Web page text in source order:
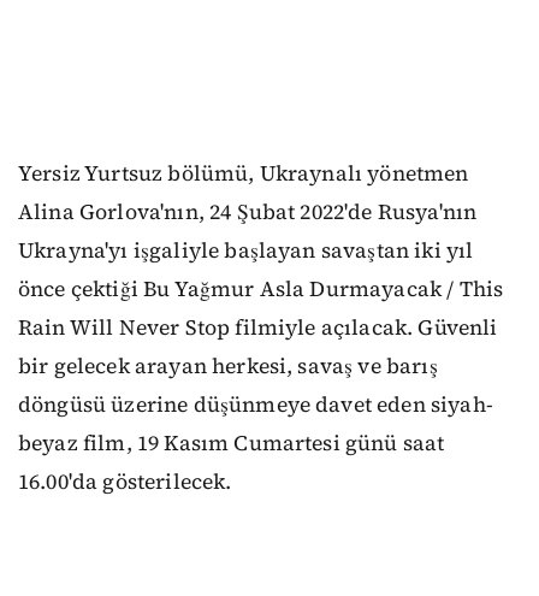
Yersiz Yurtsuz bölümü, Ukraynalı yönetmen
Alina Gorlova'nın, 24 Şubat 2022'de Rusya'nın
Ukrayna'yı işgaliyle başlayan savaştan iki yıl
önce çektiği Bu Yağmur Asla Durmayacak / This
Rain Will Never Stop filmiyle açılacak. Güvenli
bir gelecek arayan herkesi, savaş ve barış
döngüsü üzerine düşünmeye davet eden siyah-
beyaz film, 19 Kasım Cumartesi günü saat
16.00'da gösterilecek.